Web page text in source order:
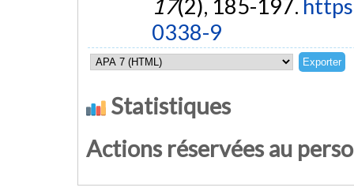
17(2), 185-197.
0338-9
Statistiques
Actions réservées au